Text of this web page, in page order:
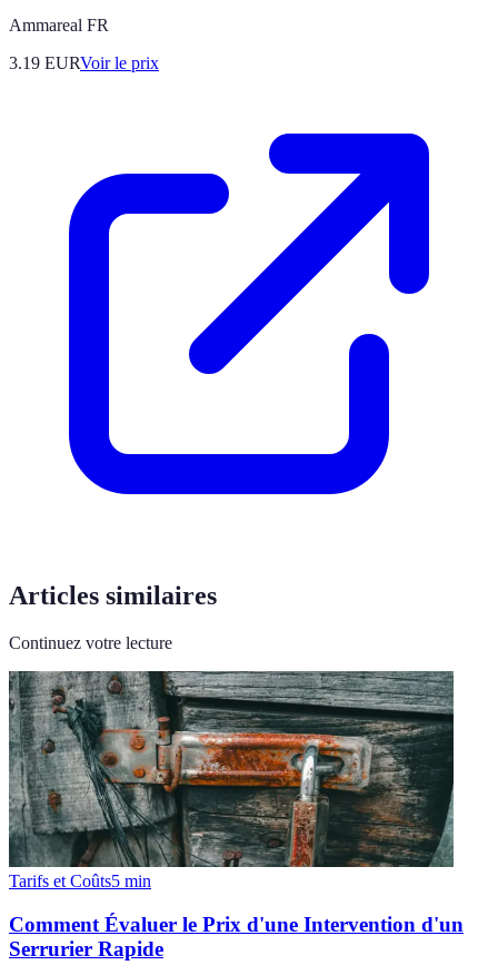
Ammareal FR
3.19 EURVoir le prix
Articles similaires
Continuez votre lecture
Tarifs et Coûts5 min
Comment Évaluer le Prix d'une Intervention d'un
Serrurier Rapide